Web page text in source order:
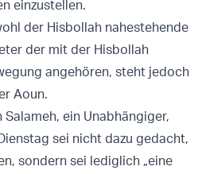
einzustellen.
der Hisbollah nahestehende
der mit der Hisbollah
angehören, steht jedoch
Aoun.
ein Unabhängiger,
sei nicht dazu gedacht,
sondern sei lediglich „eine